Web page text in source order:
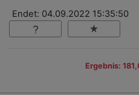
Endet: 04.09.2022 15:35:50
Ergebnis: